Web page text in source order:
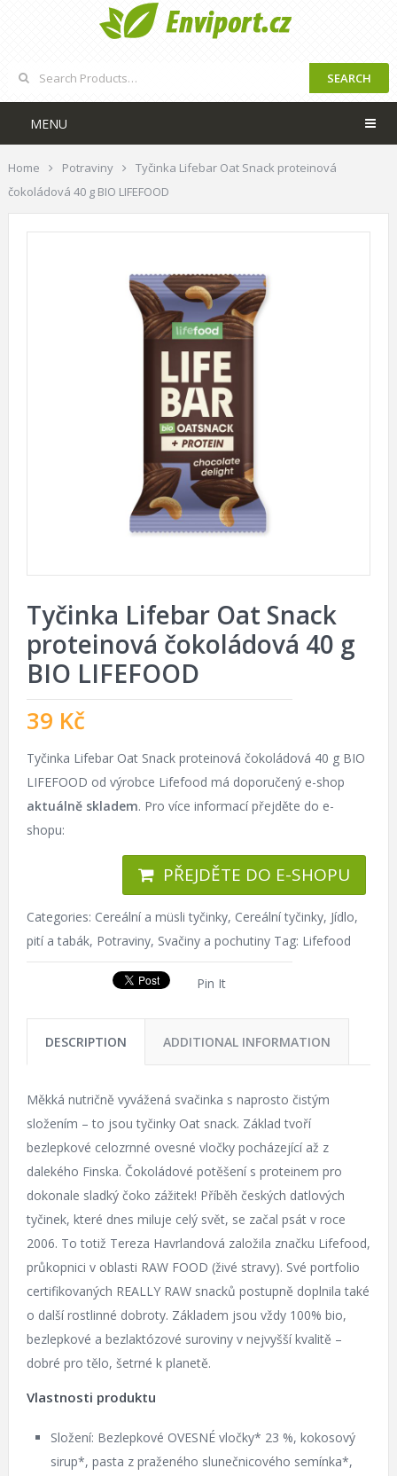
SEARCH
MENU
Home Potraviny
Tyčinka Lifebar Oat Snack proteinová
čokoládová 40 g BIO LIFEFOOD
Tyčinka Lifebar Oat Snack
proteinová čokoládová 40 g
BIO LIFEFOOD
39 Kč
Tyčinka Lifebar Oat Snack proteinová čokoládová 40 g BIO
LIFEFOOD od výrobce Lifefood má doporučený e-shop
aktuálně skladem. Pro více informací přejděte do e-
shopu:
PŘEJDĚTE DO E-SHOPU
Categories: Cereální a müsli tyčinky, Cereální tyčinky, Jídlo,
pití a tabák, Potraviny, Svačiny a pochutiny Tag: Lifefood
Pin It
DESCRIPTION ADDITIONAL INFORMATION
Měkká nutričně vyvážená svačinka s naprosto čistým
složením – to jsou tyčinky Oat snack. Základ tvoří
bezlepkové celozrnné ovesné vločky pocházející až z
dalekého Finska. Čokoládové potěšení s proteinem pro
dokonale sladký čoko zážitek! Příběh českých datlových
tyčinek, které dnes miluje celý svět, se začal psát v roce
2006. To totiž Tereza Havrlandová založila značku Lifefood,
průkopnici v oblasti RAW FOOD (živé stravy). Své portfolio
certifikovaných REALLY RAW snacků postupně doplnila také
o další rostlinné dobroty. Základem jsou vždy 100% bio,
bezlepkové a bezlaktózové suroviny v nejvyšší kvalitě –
dobré pro tělo, šetrné k planetě.
Vlastnosti produktu
Složení: Bezlepkové OVESNÉ vločky* 23 %, kokosový
sirup*, pasta z praženého slunečnicového semínka*,